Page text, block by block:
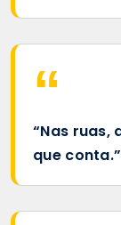
“Nas ruas,
que conta.”